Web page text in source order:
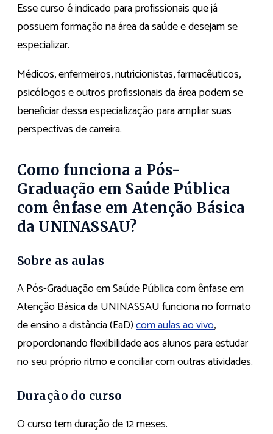
Esse curso é indicado para profissionais que já
possuem formação na área da saúde e desejam se
especializar.
Médicos, enfermeiros, nutricionistas, farmacêuticos,
psicólogos e outros profissionais da área podem se
beneficiar dessa especialização para ampliar suas
perspectivas de carreira.
Como funciona a Pós-
Graduação em Saúde Pública
com ênfase em Atenção Básica
da UNINASSAU?
Sobre as aulas
A Pós-Graduação em Saúde Pública com ênfase em
Atenção Básica da UNINASSAU funciona no formato
de ensino a distância (EaD)com aulas ao vivo,
proporcionando flexibilidade aos alunos para estudar
no seu próprio ritmo e conciliar com outras atividades.
Duração do curso
O curso tem duração de 12 meses.